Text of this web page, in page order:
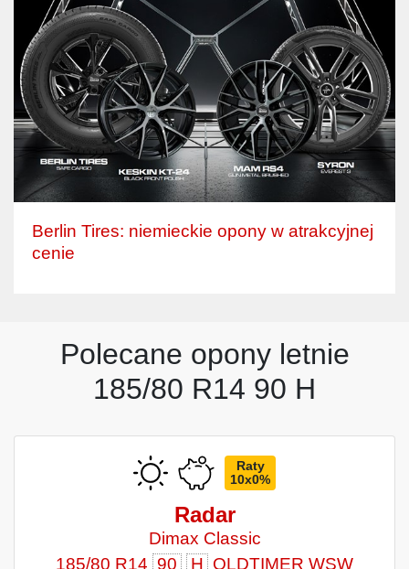
Berlin Tires: niemieckie opony w atrakcyjnej
cenie
Polecane opony letnie
185/80 R14 90 H
Raty
10x0%
Radar
Dimax Classic
185/80 R14 90 H OLDTIMER WSW